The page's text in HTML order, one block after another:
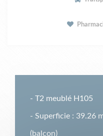
- T2 meublé H105
- Superficie : 39.26
(balcon)